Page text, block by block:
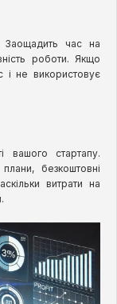
Заощадить час на
роботи. Якщо
і не використовує
вашого стартапу.
безкоштовні
витрати на